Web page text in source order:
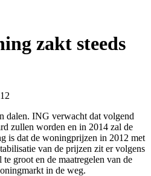
zakt steeds
dalen. ING verwacht dat volgend
zullen worden en in 2014 zal de
is dat de woningprijzen in 2012 met
van de prijzen zit er volgens
groot en de maatregelen van de
in de weg.